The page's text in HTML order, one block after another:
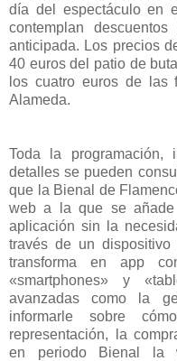
día del espectáculo en
contemplan
anticipada. Los precios
40 euros del patio de
los cuatro euros de las
Alameda.
Toda la programación,
detalles se pueden
que la Bienal de
web a la que se añade
aplicación sin la
través de un
transforma en app
«smartphones» y
avanzadas como la
informarle sobre
representación, la
en periodo Bienal la